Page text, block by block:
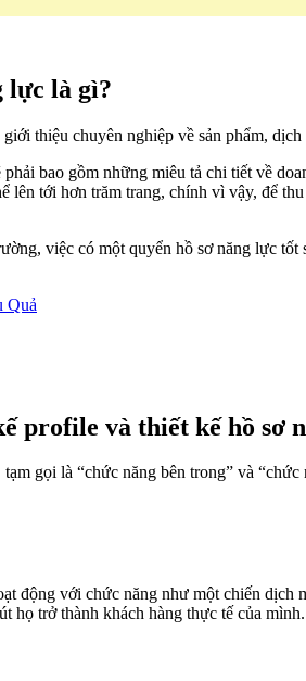
lực là gì?
thiệu chuyên nghiệp về sản phẩm,
bao gồm những miêu tả chi tiết về
lên tới hơn trăm trang, chính vì vậy, để
việc có một quyển hồ sơ năng lực
Quả
profile và thiết kế hồ sơ
gọi là “chức năng bên trong” và “chức
động với chức năng như một chiến dịch
họ trở thành khách hàng thực tế của mình.